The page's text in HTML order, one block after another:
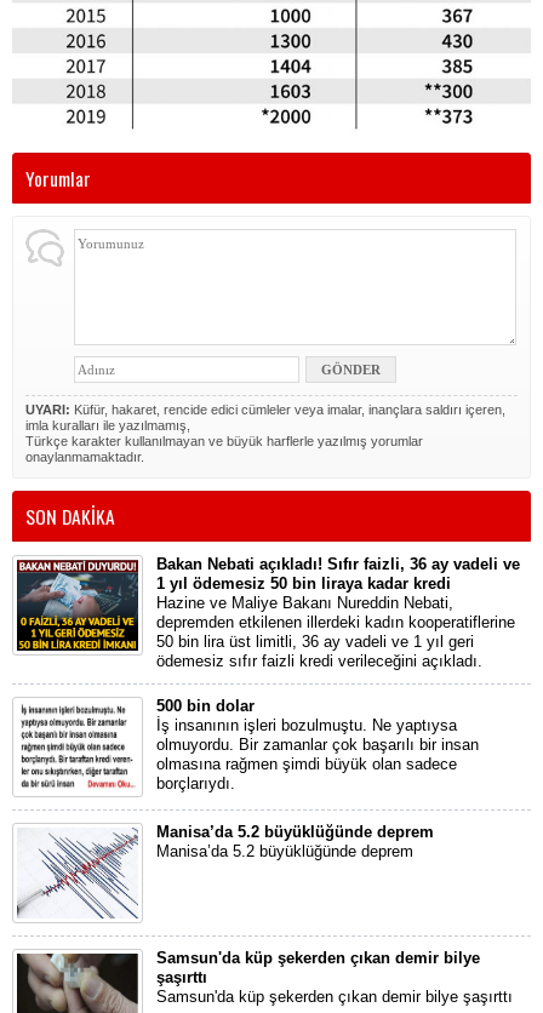
Yorumlar
UYARI: Küfür, hakaret, rencide edici cümleler veya imalar, inançlara saldırı içeren,
imla kuralları ile yazılmamış,
Türkçe karakter kullanılmayan ve büyük harflerle yazılmış yorumlar
onaylanmamaktadır.
SON DAKİKA
Bakan Nebati açıkladı! Sıfır faizli, 36 ay vadeli ve
1 yıl ödemesiz 50 bin liraya kadar kredi
Hazine ve Maliye Bakanı Nureddin Nebati,
depremden etkilenen illerdeki kadın kooperatiflerine
50 bin lira üst limitli, 36 ay vadeli ve 1 yıl geri
ödemesiz sıfır faizli kredi verileceğini açıkladı.
500 bin dolar
İş insanının işleri bozulmuştu. Ne yaptıysa
olmuyordu. Bir zamanlar çok başarılı bir insan
olmasına rağmen şimdi büyük olan sadece
borçlarıydı.
Manisa’da 5.2 büyüklüğünde deprem
Manisa’da 5.2 büyüklüğünde deprem
Samsun'da küp şekerden çıkan demir bilye
şaşırttı
Samsun'da küp şekerden çıkan demir bilye şaşırttı